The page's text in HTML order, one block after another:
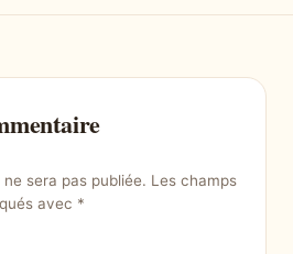
sera pas publiée. Les champs
avec *